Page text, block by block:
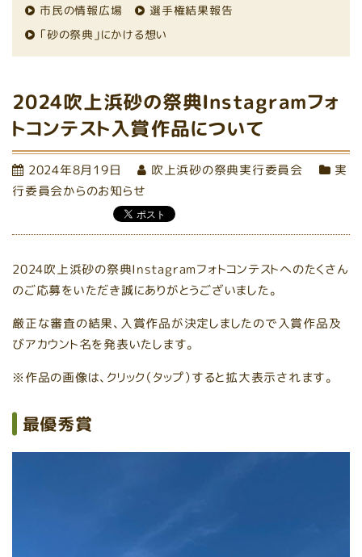
市民の情報広場
選手権結果報告
「砂の祭典」にかける想い
2024吹上浜砂の祭典Instagramフォ
トコンテスト入賞作品について
2024年8月19日 吹上浜砂の祭典実行委員会
実
行委員会からのお知らせ
2024吹上浜砂の祭典Instagramフォトコンテストへのたくさん
のご応募をいただき誠にありがとうございました。
厳正な審査の結果、入賞作品が決定しましたので入賞作品及
びアカウント名を発表いたします。
※作品の画像は、クリック（タップ）すると拡大表示されます。
最優秀賞